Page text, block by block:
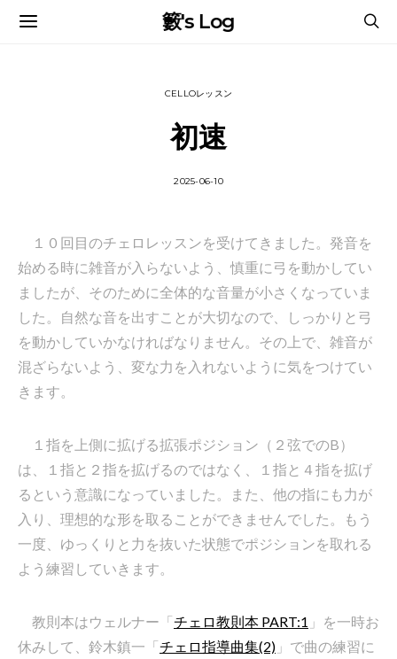
籔's Log
CELLOレッスン
初速
2025-06-10
１０回目のチェロレッスンを受けてきました。発音を
始める時に雑音が入らないよう、慎重に弓を動かしてい
ましたが、そのために全体的な音量が小さくなっていま
した。自然な音を出すことが大切なので、しっかりと弓
を動かしていかなければなりません。その上で、雑音が
混ざらないよう、変な力を入れないように気をつけてい
きます。
１指を上側に拡げる拡張ポジション（２弦でのB）
は、１指と２指を拡げるのではなく、１指と４指を拡げ
るという意識になっていました。また、他の指にも力が
入り、理想的な形を取ることができませんでした。もう
一度、ゆっくりと力を抜いた状態でポジションを取れる
よう練習していきます。
教則本はウェルナー「チェロ教則本 PART:1 」を一時お
休みして、鈴木鎮一「チェロ指導曲集(2) 」で曲の練習に